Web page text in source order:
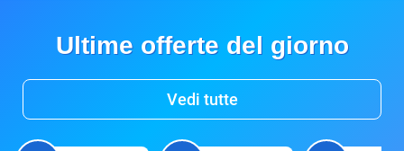
Ultime offerte del giorno
Vedi tutte